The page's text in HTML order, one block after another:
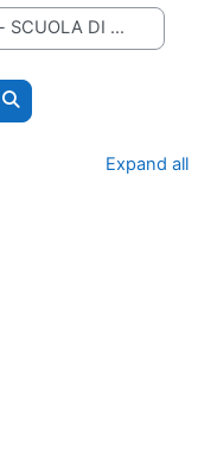
Search courses
Expand all